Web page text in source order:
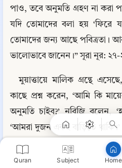
Quran Subject Home
পাও, তবে অনুমতি গ্রহণ না করা
যদি তোমাদের বলা হয় ‘ফিরে
তোমাদের জন্য আছে পবিত্রতা।
ভালোভাবে জানেন।” সূরা নূর:
মুয়াত্তায়ে মালিক গ্রন্থে
কাছে প্রশ্ন করেন, ‘আমি কি
অনুমতি চাইব?’ নবিজি বলেন,
‘আমরা দুজন একই বাড়িতে
অনুমতি চাইবে।’ সাহাবি
করি।’ রাসূল সা. পুনরায় বললেন,